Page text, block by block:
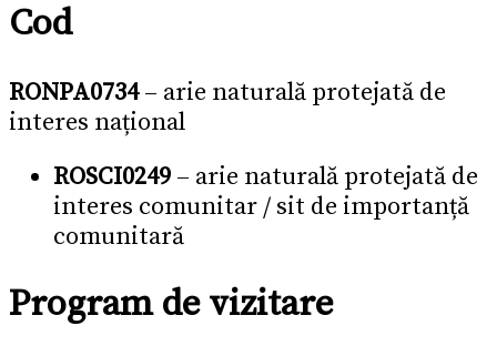
Cod
RONPA0734– arie naturală protejată de
interes național
ROSCI0249 – arie naturală protejată de
interes comunitar / sit de importanță
comunitară
Program de vizitare